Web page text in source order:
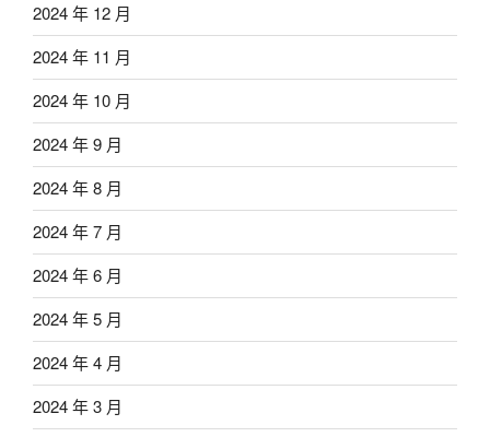
2024 年 12 月
2024 年 11 月
2024 年 10 月
2024 年 9 月
2024 年 8 月
2024 年 7 月
2024 年 6 月
2024 年 5 月
2024 年 4 月
2024 年 3 月